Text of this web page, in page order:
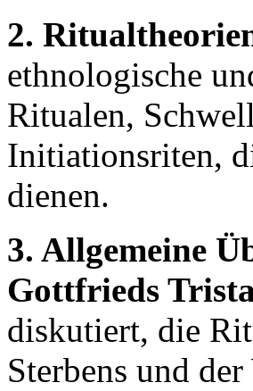
2.
ethnologische
Ritualen,
Initiationsriten,
dienen.
3. Allgemeine
Gottfrieds
diskutiert, die
Sterbens und